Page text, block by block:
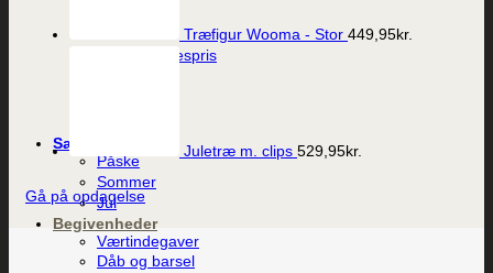
Porcelæns Ærespris
Sæson
Påske
Sommer
Jul
Begivenheder
Værtindegaver
Dåb og barsel
Træfigur Wooma - Stor 449,95kr.
Juletræ m. clips 529,95kr.
Gå på opdagelse